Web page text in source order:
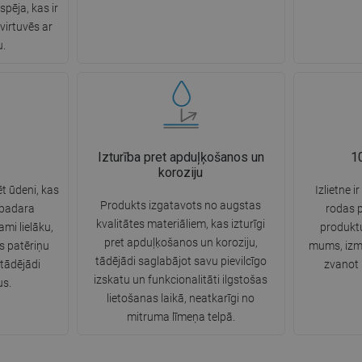
kas ir
ar
ūdeni, kas
lielāku,
patēriņu
Izturība pret apduļķošanos un
koroziju
Produkts izgatavots no augstas
kvalitātes materiāliem, kas izturīgi
pret apduļķošanos un koroziju,
tādējādi saglabājot savu pievilcīgo
izskatu un funkcionalitāti ilgstošas
lietošanas laikā, neatkarīgi no
mitruma līmeņa telpā.
Izlietne
rodas
mums,
zvanot